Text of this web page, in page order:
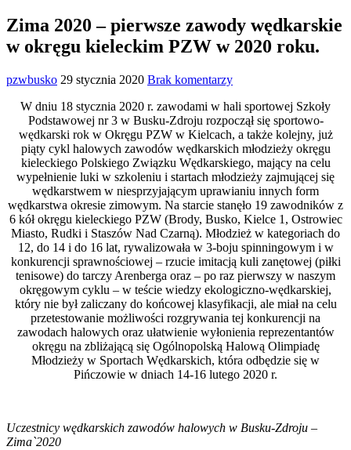
Zima 2020 – pierwsze zawody wędkarskie
w okręgu kieleckim PZW w 2020 roku.
pzwbusko 29 stycznia 2020 Brak komentarzy
W dniu 18 stycznia 2020 r. zawodami w hali sportowej Szkoły
Podstawowej nr 3 w Busku-Zdroju rozpoczął się sportowo-
wędkarski rok w Okręgu PZW w Kielcach, a także kolejny, już
piąty cykl halowych zawodów wędkarskich młodzieży okręgu
kieleckiego Polskiego Związku Wędkarskiego, mający na celu
wypełnienie luki w szkoleniu i startach młodzieży zajmującej się
wędkarstwem w niesprzyjającym uprawianiu innych form
wędkarstwa okresie zimowym. Na starcie stanęło 19 zawodników z
6 kół okręgu kieleckiego PZW (Brody, Busko, Kielce 1, Ostrowiec
Miasto, Rudki i Staszów Nad Czarną). Młodzież w kategoriach do
12, do 14 i do 16 lat, rywalizowała w 3-boju spinningowym i w
konkurencji sprawnościowej – rzucie imitacją kuli zanętowej (piłki
tenisowe) do tarczy Arenberga oraz – po raz pierwszy w naszym
okręgowym cyklu – w teście wiedzy ekologiczno-wędkarskiej,
który nie był zaliczany do końcowej klasyfikacji, ale miał na celu
przetestowanie możliwości rozgrywania tej konkurencji na
zawodach halowych oraz ułatwienie wyłonienia reprezentantów
okręgu na zbliżającą się Ogólnopolską Halową Olimpiadę
Młodzieży w Sportach Wędkarskich, która odbędzie się w
Pińczowie w dniach 14-16 lutego 2020 r.
Uczestnicy wędkarskich zawodów halowych w Busku-Zdroju –
Zima`2020